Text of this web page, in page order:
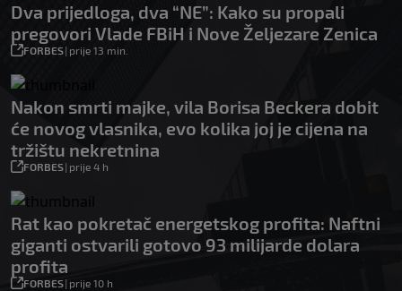
Dva prijedloga, dva “NE”: Kako su propali
pregovori Vlade FBiH i Nove Željezare Zenica
FORBES| prije 13 min.
Nakon smrti majke, vila Borisa Beckera dobit
će novog vlasnika, evo kolika joj je cijena na
tržištu nekretnina
FORBES| prije 4 h
Rat kao pokretač energetskog profita: Naftni
giganti ostvarili gotovo 93 milijarde dolara
profita
FORBES| prije 10 h